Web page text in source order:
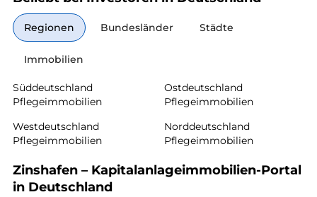
Regionen Bundesländer Städte
Immobilien
Süddeutschland
Pflegeimmobilien
Ostdeutschland
Pflegeimmobilien
Westdeutschland
Pflegeimmobilien
Norddeutschland
Pflegeimmobilien
Zinshafen – Kapitalanlageimmobilien-Portal
in Deutschland